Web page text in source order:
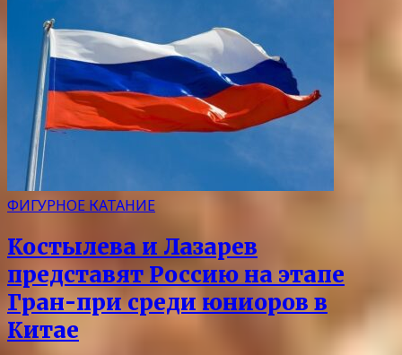
ФИГУРНОЕ КАТАНИЕ
Костылева и Лазарев
представят Россию на этапе
Гран-при среди юниоров в
Китае